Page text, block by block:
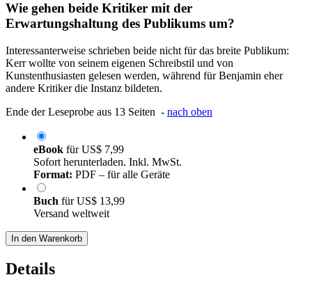
Wie gehen beide Kritiker mit der
Erwartungshaltung des Publikums um?
Interessanterweise schrieben beide nicht für das breite Publikum:
Kerr wollte von seinem eigenen Schreibstil und von
Kunstenthusiasten gelesen werden, während für Benjamin eher
andere Kritiker die Instanz bildeten.
Ende der Leseprobe aus 13 Seiten - nach oben
eBook fürUS$ 7,99
Sofort herunterladen. Inkl. MwSt.
Format: PDF – für alle Geräte
Buch fürUS$ 13,99
Versand weltweit
In den Warenkorb
Details